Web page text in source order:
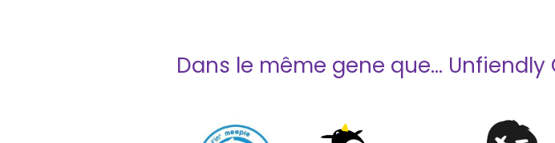
Dans le même gene que… Unfiendly